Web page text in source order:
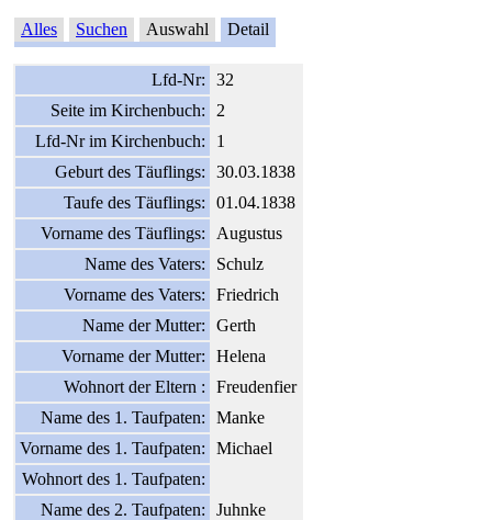
Alles Suchen Auswahl Detail
Lfd-Nr:
32
Seite im Kirchenbuch:
2
Lfd-Nr im Kirchenbuch:
1
Geburt des Täuflings:
30.03.1838
Taufe des Täuflings:
01.04.1838
Vorname des Täuflings:
Augustus
Name des Vaters:
Schulz
Vorname des Vaters:
Friedrich
Name der Mutter:
Gerth
Vorname der Mutter:
Helena
Wohnort der Eltern :
Freudenfier
Name des 1. Taufpaten:
Manke
Vorname des 1. Taufpaten:
Michael
Wohnort des 1. Taufpaten:
Name des 2. Taufpaten:
Juhnke